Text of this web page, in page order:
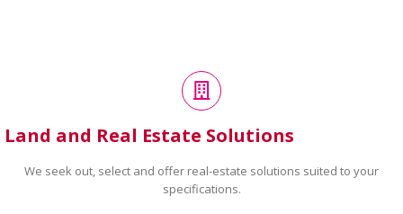
Land and Real Estate Solutions
We seek out, select and offer real-estate solutions suited to your
specifications.